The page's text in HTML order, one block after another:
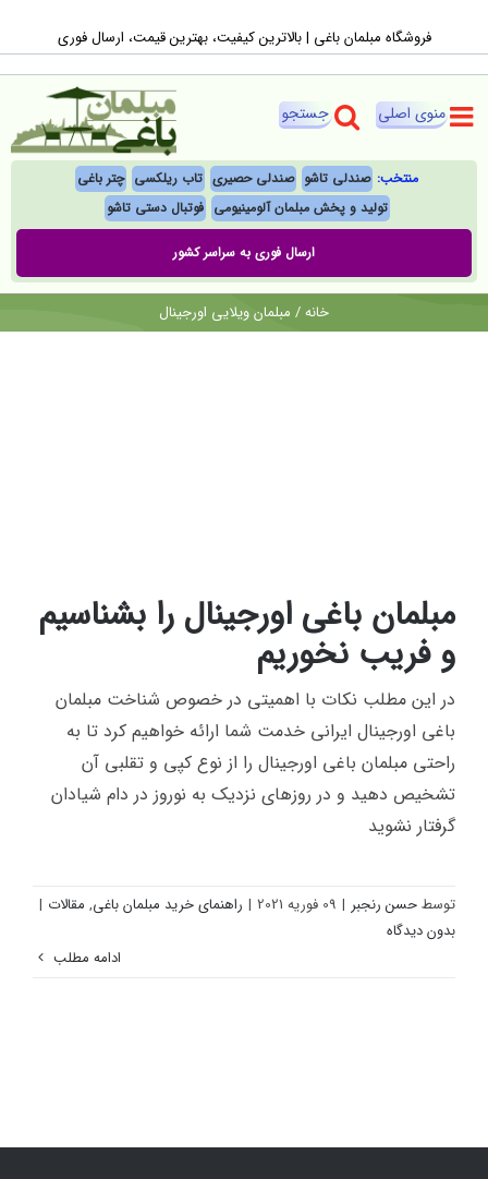
to
content
فروشگاه مبلمان باغی |‌ بالاترین کیفیت، بهترین قیمت، ارسال فوری
منتخب: صندلی تاشو صندلی حصیری تاب ریلکسی چتر باغی
تولید و پخش مبلمان آلومینیومی فوتبال‌ دستی تاشو
ارسال فوری به سراسر کشور
خانه/ مبلمان ویلایی اورجینال
مبلمان باغی اورجینال را بشناسیم و فریب
نخوریم
مبلمان باغی اورجینال را بشناسیم
و فریب نخوریم
در این مطلب نکات با اهمیتی در خصوص شناخت مبلمان
باغی اورجینال ایرانی خدمت شما ارائه خواهیم کرد تا به
راحتی مبلمان باغی اورجینال را از نوع کپی و تقلبی آن
تشخیص دهید و در روزهای نزدیک به نوروز در دام شیادان
گرفتار نشوید
توسطحسن رنجبر | 09 فوریه 2021 | راهنمای خرید مبلمان باغی, مقالات |
بدون دیدگاه
ادامه مطلب